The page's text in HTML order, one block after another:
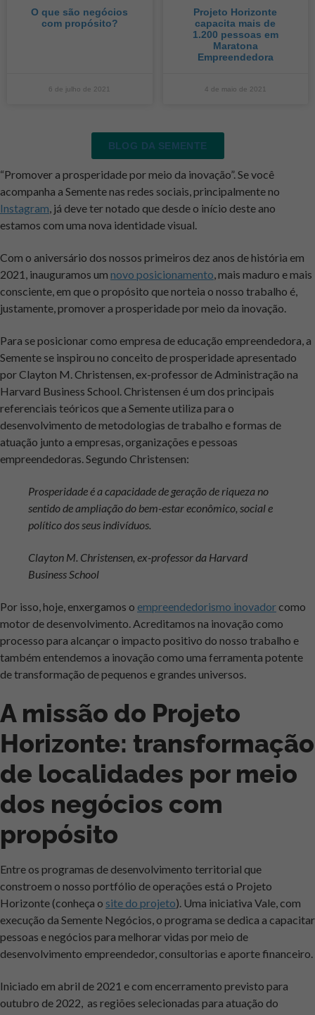
O que são negócios
com propósito?
6 de julho de 2021
Projeto Horizonte
capacita mais de
1.200 pessoas em
Maratona
Empreendedora
4 de maio de 2021
BLOG DA SEMENTE
“Promover a prosperidade por meio da inovação”. Se você
acompanha a Semente nas redes sociais, principalmente no
Instagram, já deve ter notado que desde o início deste ano
estamos com uma nova identidade visual.
Com o aniversário dos nossos primeiros dez anos de história em
2021, inauguramos um novo posicionamento, mais maduro e mais
consciente, em que o propósito que norteia o nosso trabalho é,
justamente, promover a prosperidade por meio da inovação.
Para se posicionar como empresa de educação empreendedora, a
Semente se inspirou no conceito de prosperidade apresentado
por Clayton M. Christensen, ex-professor de Administração na
Harvard Business School. Christensen é um dos principais
referenciais teóricos que a Semente utiliza para o
desenvolvimento de metodologias de trabalho e formas de
atuação junto a empresas, organizações e pessoas
empreendedoras. Segundo Christensen:
Prosperidade é a capacidade de geração de riqueza no
sentido de ampliação do bem-estar econômico, social e
político dos seus indivíduos.
Clayton M. Christensen, ex-professor da Harvard
Business School
Por isso, hoje, enxergamos o empreendedorismo inovadorcomo
motor de desenvolvimento. Acreditamos na inovação como
processo para alcançar o impacto positivo do nosso trabalho e
também entendemos a inovação como uma ferramenta potente
de transformação de pequenos e grandes universos.
A missão do Projeto
Horizonte: transformação
de localidades por meio
dos negócios com
propósito
Entre os programas de desenvolvimento territorial que
constroem o nosso portfólio de operações está o Projeto
Horizonte (conheça o site do projeto). Uma iniciativa Vale, com
execução da Semente Negócios, o programa se dedica a capacitar
pessoas e negócios para melhorar vidas por meio de
desenvolvimento empreendedor, consultorias e aporte financeiro.
Iniciado em abril de 2021 e com encerramento previsto para
outubro de 2022, as regiões selecionadas para atuação do